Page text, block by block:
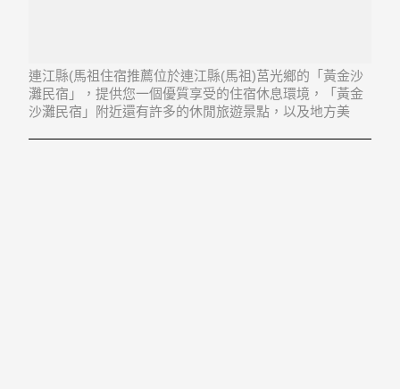
連江縣(馬祖住宿推薦位於連江縣(馬祖)莒光鄉的「黃金沙
灘民宿」，提供您一個優質享受的住宿休息環境，「黃金
沙灘民宿」附近還有許多的休閒旅遊景點，以及地方美